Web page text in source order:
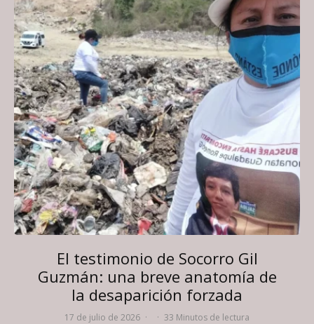
El testimonio de Socorro Gil
Guzmán: una breve anatomía de
la desaparición forzada
17 de julio de 2026 · · 33 Minutos de lectura